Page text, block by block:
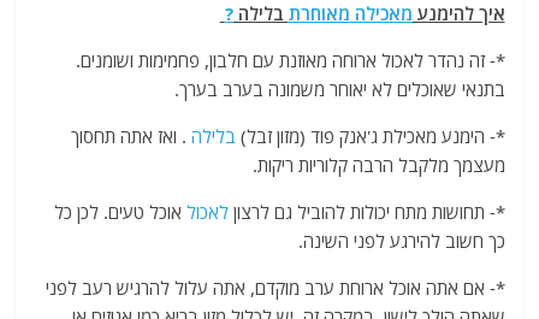
איך להימנע מאכילה מאוחרת בלילה?
*- זה נהדר לאכול ארוחה מאוזנת עם חלבון, פחמימות ושומנים.
בתנאי שאוכלים לא יאוחר משמונה בערב בערך.
*- הימנע מאכילת ג'אנק פוד (מזון זבל) בלילה . ואז אתה תחסוך
מעצמך מלקבל הרבה קלוריות ריקות.
*- תחושות מתח יכולות להוביל גם לרצוןלאכול אוכל טעים. לכן כל
כך חשוב להירגע לפני השינה.
*- אם אתה אוכל ארוחת ערב מוקדם, אתה עלול להרגיש רעב לפני